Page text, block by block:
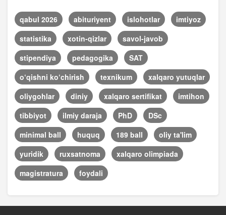
qabul 2026 abituriyent islohotlar
imtiyoz
statistika
xotin-qizlar
savol-javob
stipendiya
pedagogika
SAT
o‘qishni ko‘chirish
texnikum
xalqaro yutuqlar
oliygohlar
diniy xalqaro sertifikat
imtihon
tibbiyot
ilmiy daraja PhD
DSc
minimal ball
huquq 189 ball
oliy ta'lim
yuridik
ruxsatnoma
xalqaro olimpiada
magistratura
foydali